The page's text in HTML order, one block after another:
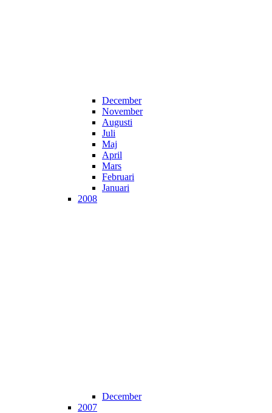
December
November
Augusti
Juli
Maj
April
Mars
Februari
Januari
2008
December
2007